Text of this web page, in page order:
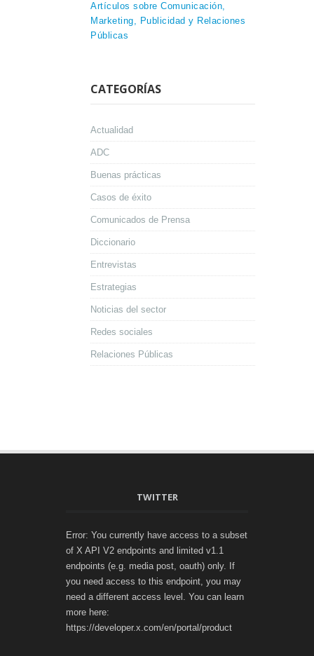
Artículos sobre Comunicación,
Marketing, Publicidad y Relaciones
Públicas
CATEGORÍAS
Actualidad
ADC
Buenas prácticas
Casos de éxito
Comunicados de Prensa
Diccionario
Entrevistas
Estrategias
Noticias del sector
Redes sociales
Relaciones Públicas
TWITTER
Error: You currently have access to a subset
of X API V2 endpoints and limited v1.1
endpoints (e.g. media post, oauth) only. If
you need access to this endpoint, you may
need a different access level. You can learn
more here:
https://developer.x.com/en/portal/product